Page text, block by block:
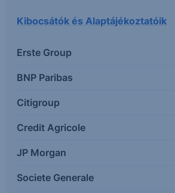
Kibocsátók és Alaptájékoztatóik
Erste Group
BNP Paribas
Citigroup
Credit Agricole
JP Morgan
Societe Generale